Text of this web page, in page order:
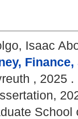
Isaac
, 2025
School